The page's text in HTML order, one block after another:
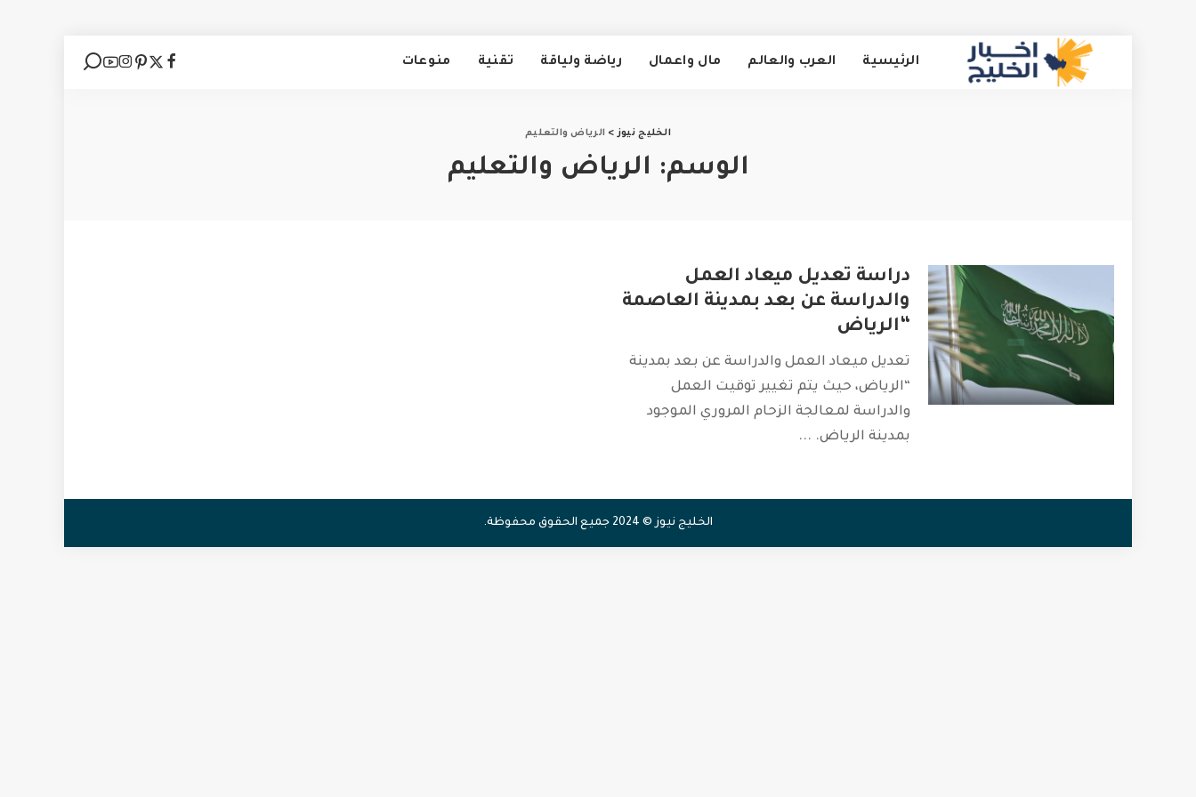
الرئيسية العرب والعالم مال واعمال رياضة ولياقة تقنية منوعات
الخليج نيوز> الرياض والتعليم
الوسم: الرياض والتعليم
دراسة تعديل ميعاد العمل
والدراسة عن بعد بمدينة العاصمة
“الرياض
تعديل ميعاد العمل والدراسة عن بعد بمدينة
“الرياض، حيث يتم تغيير توقيت العمل
والدراسة لمعالجة الزحام المروري الموجود
بمدينة الرياض. ...
الخليج نيوز © 2024 جميع الحقوق محفوظة.